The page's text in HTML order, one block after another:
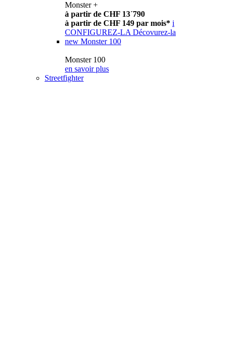
Monster +
à partir de CHF 13´790
à partir de CHF 149 par mois* i
CONFIGUREZ-LA Décovurez-la
new Monster 100
Monster 100
en savoir plus
Streetfighter